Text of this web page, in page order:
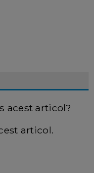
acest articol?
articol.